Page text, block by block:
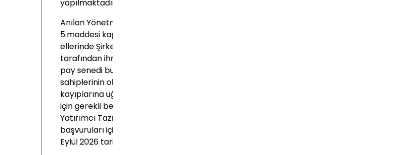
yapılmaktadır.
Anılan Yönetmeliğin
5.maddesi kapsamında
ellerinde Şirketimiz
tarafından ihraç edilmiş fiziki
pay senedi bulunan hak
sahiplerinin olası hak
kayıplarına uğramamaları
için gerekli belgelerle birlikte
Yatırımcı Tazmin Merkezi'ne
başvuruları için son tarih 6
Eylül 2026 tarihidir.